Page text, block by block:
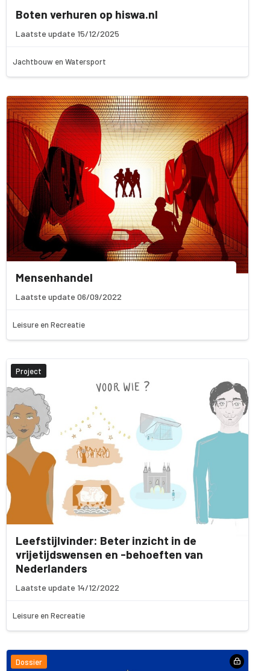
Boten verhuren op hiswa.nl
Laatste update 15/12/2025
Jachtbouw en Watersport
Mensenhandel
Laatste update 06/09/2022
Leisure en Recreatie
Project
Leefstijlvinder: Beter inzicht in de
vrijetijdswensen en -behoeften van
Nederlanders
Laatste update 14/12/2022
Leisure en Recreatie
Dossier